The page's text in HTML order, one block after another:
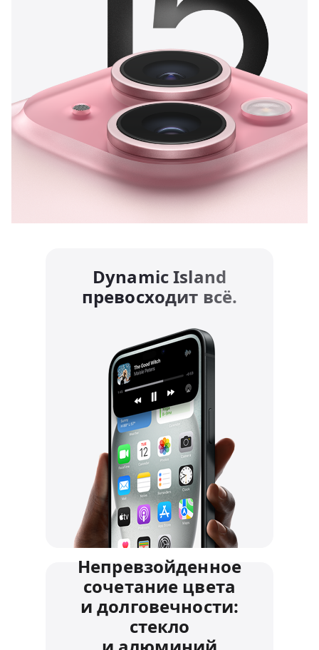
Dynamic Island
превосходит всё.
Непревзойденное
сочетание цвета
и долговечности:
стекло